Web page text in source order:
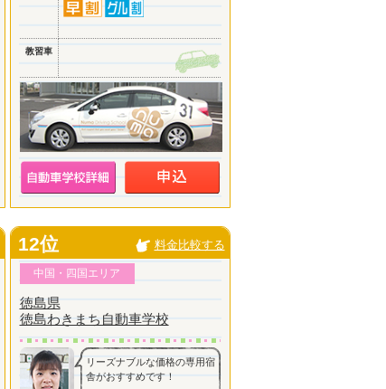
教習車
12位 料金比較する
中国・四国エリア
徳島県
徳島わきまち自動車学校
リーズナブルな価格の専用宿
舎がおすすめです！